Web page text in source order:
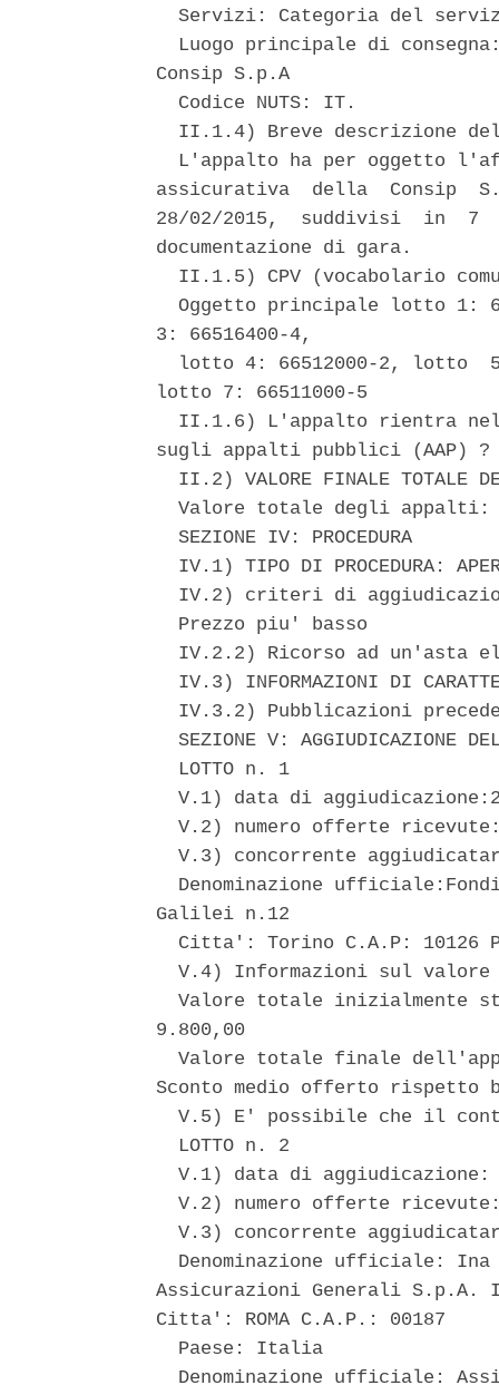
Servizi: Categoria del
Luogo principale di
Consip S.p.A
  Codice NUTS: IT.
II.1.4) Breve descrizione
L'appalto ha per oggetto
assicurativa  della  Consip
28/02/2015,  suddivisi  in
documentazione di gara.
II.1.5) CPV (vocabolario
Oggetto principale lotto 1:
3: 66516400-4,
lotto 4: 66512000-2, lotto
lotto 7: 66511000-5
II.1.6) L'appalto rientra
sugli appalti pubblici (AAP)
II.2) VALORE FINALE TOTALE
Valore totale degli
  SEZIONE IV: PROCEDURA
IV.1) TIPO DI PROCEDURA:
IV.2) criteri di
  Prezzo piu' basso
IV.2.2) Ricorso ad un'asta
IV.3) INFORMAZIONI DI
IV.3.2) Pubblicazioni
SEZIONE V: AGGIUDICAZIONE
  LOTTO n. 1
V.1) data di
V.2) numero offerte
V.3) concorrente
Denominazione
Galilei n.12
Citta': Torino C.A.P: 10126
V.4) Informazioni sul
Valore totale inizialmente
9.800,00
Valore totale finale
Sconto medio offerto rispetto
V.5) E' possibile che il
  LOTTO n. 2
V.1) data di
V.2) numero offerte
V.3) concorrente
Denominazione ufficiale:
Assicurazioni Generali
Citta': ROMA C.A.P.: 00187
  Paese: Italia
Denominazione ufficiale: